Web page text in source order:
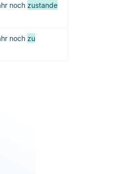
noch zustande
noch zu